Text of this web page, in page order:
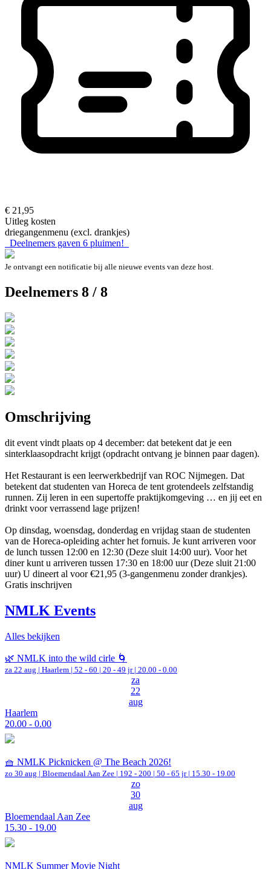
€ 21,95
Uitleg kosten
driegangenmenu (excl. drankjes)
Deelnemers gaven 6 pluimen!
Je ontvangt een notificatie bij alle nieuwe events van deze host.
Deelnemers 8 / 8
Omschrijving
dit event vindt plaats op 4 december: dat betekent dat je een
sinterklaasopdracht krijgt (opdracht ontvang je binnen paar dagen).
Het Restaurant is een leerwerkbedrijf van ROC Nijmegen. Dat
betekent dat studenten van Horeca de tent grotendeels zelfstandig
runnen. Zij leren in een supertoffe praktijkomgeving … en jij eet en
drinkt voor verrassend lage prijzen!
Op dinsdag, woensdag, donderdag en vrijdag staan de studenten
van de Horeca-opleiding achter het fornuis. Je kunt arriveren voor
de lunch tussen 12:00 en 12:30 (Deze sluit 14:00 uur). Voor het
diner kunt u arriveren tussen 17:30 en 18:00 uur (Deze sluit 21:00
uur) U dineert al voor €21,95 (3-gangenmenu zonder drankjes).
Gratis inschrijven
NMLK Events
Alles bekijken
🌿 NMLK into the wild cirle 🌀
za 22 aug | Haarlem | 52 - 60 | 20 - 49 jr | 20.00 - 0.00
za
22
aug
Haarlem
20.00 - 0.00
🧺 NMLK Picknicken @ The Beach 2026!
zo 30 aug | Bloemendaal Aan Zee | 192 - 200 | 50 - 65 jr | 15.30 - 19.00
zo
30
aug
Bloemendaal Aan Zee
15.30 - 19.00
NMLK Summer Movie Night